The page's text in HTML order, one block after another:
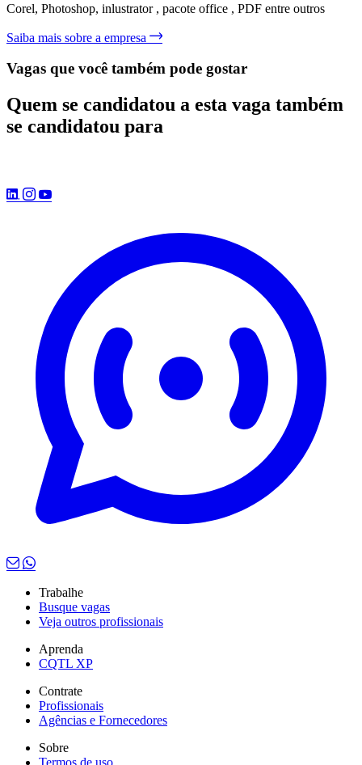
Corel, Photoshop, inlustrator , pacote office , PDF entre outros
Saiba mais sobre a empresa
Vagas que você também pode gostar
Quem se candidatou a esta vaga também
se candidatou para
Trabalhe
Busque vagas
Veja outros profissionais
Aprenda
CQTL XP
Contrate
Profissionais
Agências e Fornecedores
Sobre